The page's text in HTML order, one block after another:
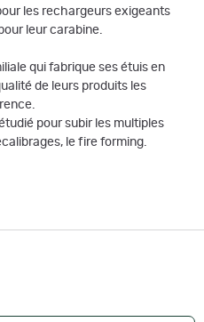
les rechargeurs exigeants
leur carabine.
qui fabrique ses étuis en
de leurs produits les
pour subir les multiples
le fire forming.